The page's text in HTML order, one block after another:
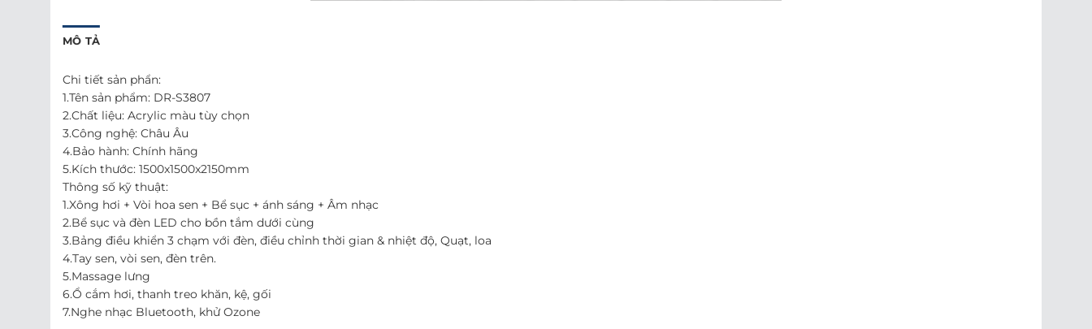
MÔ TẢ
Chi tiết sản phẩn:
1.Tên sản phẩm: DR-S3807
2.Chất liệu: Acrylic màu tùy chọn
3.Công nghệ: Châu Âu
4.Bảo hành: Chính hãng
5.Kích thước: 1500x1500x2150mm
Thông số kỹ thuật:
1.Xông hơi + Vòi hoa sen + Bể sục + ánh sáng + Âm nhạc
2.Bể sục và đèn LED cho bồn tắm dưới cùng
3.Bảng điều khiển 3 chạm với đèn, điều chỉnh thời gian & nhiệt độ, Quạt, loa
4.Tay sen, vòi sen, đèn trên.
5.Massage lưng
6.Ổ cắm hơi, thanh treo khăn, kệ, gối
7.Nghe nhạc Bluetooth, khử Ozone